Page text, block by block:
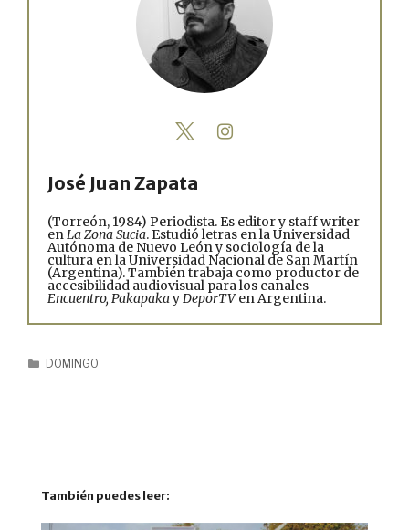
José Juan Zapata
(Torreón, 1984) Periodista. Es editor y staff writer
enLa Zona Sucia. Estudió letras en la Universidad
Autónoma de Nuevo León y sociología de la
cultura en la Universidad Nacional de San Martín
(Argentina). También trabaja como productor de
accesibilidad audiovisual para los canales
Encuentro, PakapakayDeporTVen Argentina.
DOMINGO
También puedes leer: